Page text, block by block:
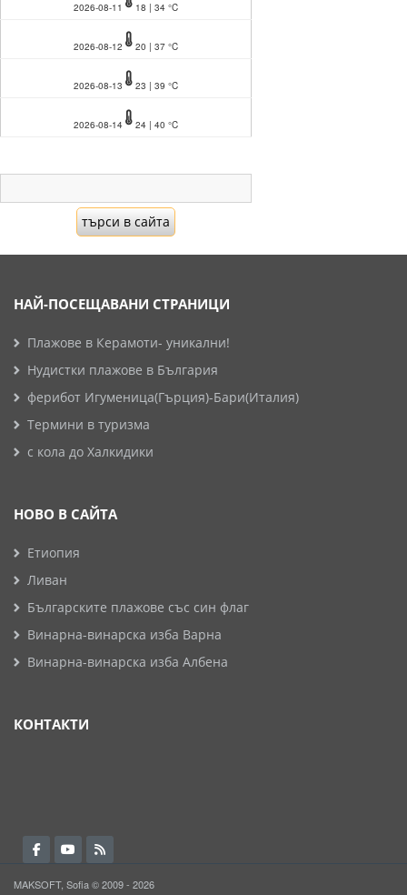
2026-08-11 18 | 34 °C
2026-08-12 20 | 37 °C
2026-08-13 23 | 39 °C
2026-08-14 24 | 40 °C
НАЙ-ПОСЕЩАВАНИ СТРАНИЦИ
Плажове в Керамоти- уникални!
Нудистки плажове в България
ферибот Игуменица(Гърция)-Бари(Италия)
Термини в туризма
с кола до Халкидики
НОВО В САЙТА
Етиопия
Ливан
Българските плажове със син флаг
Винарна-винарска изба Варна
Винарна-винарска изба Албена
КОНТАКТИ
MAKSOFT, Sofia © 2009 - 2026